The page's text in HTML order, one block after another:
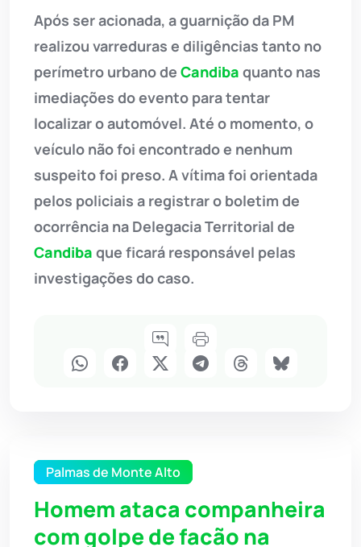
Após ser acionada, a guarnição da PM
realizou varreduras e diligências tanto no
perímetro urbano de Candiba quanto nas
imediações do evento para tentar
localizar o automóvel. Até o momento, o
veículo não foi encontrado e nenhum
suspeito foi preso. A vítima foi orientada
pelos policiais a registrar o boletim de
ocorrência na Delegacia Territorial de
Candiba que ficará responsável pelas
investigações do caso.
Palmas de Monte Alto
Homem ataca companheira
com golpe de facão na